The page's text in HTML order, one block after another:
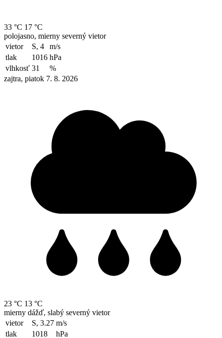
33 °C 17 °C
polojasno, mierny severný vietor
vietor
S, 4
m/s
tlak
1016 hPa
vlhkosť 31
%
zajtra, piatok 7. 8. 2026
23 °C 13 °C
mierny dážď, slabý severný vietor
vietor
S, 3.27 m/s
tlak
1018
hPa